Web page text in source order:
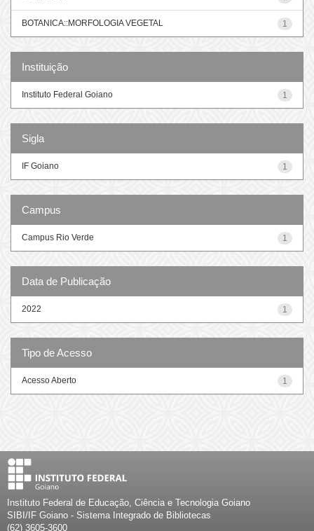
1
BOTANICA::MORFOLOGIA VEGETAL
Instituição
1
Instituto Federal Goiano
Sigla
1
IF Goiano
Campus
1
Campus Rio Verde
Data de Publicação
1
2022
Tipo de Acesso
1
Acesso Aberto
Instituto Federal de Educação, Ciência e Tecnologia Goiano
SIBI/IF Goiano - Sistema Integrado de Bibliotecas
(62) 3605-3600